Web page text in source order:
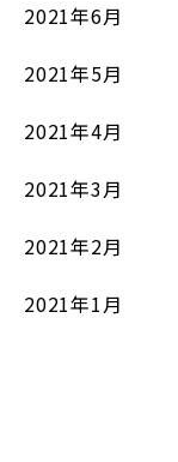
2021年6月
2021年5月
2021年4月
2021年3月
2021年2月
2021年1月